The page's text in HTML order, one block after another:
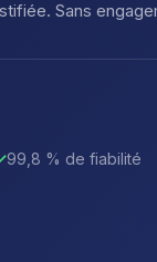
Sans
99,8 % de fiabilité